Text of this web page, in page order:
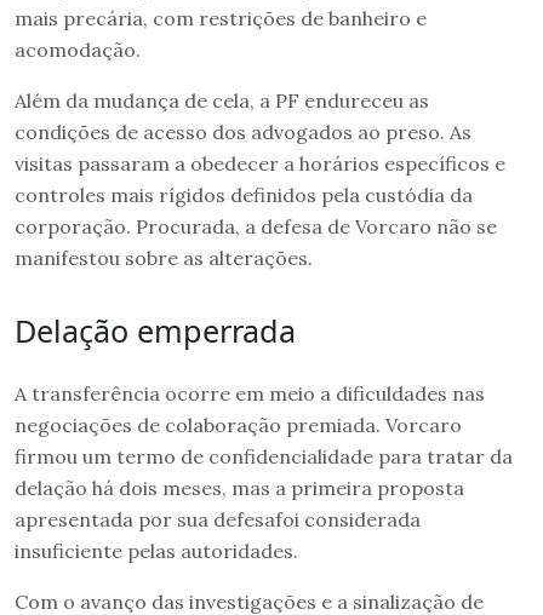
mais precária, com restrições de banheiro e
acomodação.
Além da mudança de cela, a PF endureceu as
condições de acesso dos advogados ao preso. As
visitas passaram a obedecer a horários específicos e
controles mais rígidos definidos pela custódia da
corporação. Procurada, a defesa de Vorcaro não se
manifestou sobre as alterações.
Delação emperrada
A transferência ocorre em meio a dificuldades nas
negociações de colaboração premiada. Vorcaro
firmou um termo de confidencialidade para tratar da
delação há dois meses, mas a primeira proposta
apresentada por sua defesafoi considerada
insuficiente pelas autoridades.
Com o avanço das investigações e a sinalização de